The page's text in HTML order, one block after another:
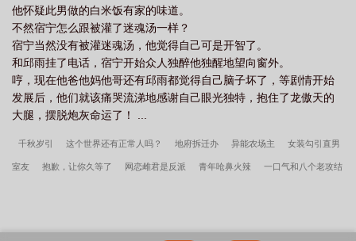
他怀疑此男做的白米饭有家的味道。
不然宿宁怎么跟被灌了迷魂汤一样？
宿宁当然没有被灌迷魂汤，他觉得自己可是开智了。
和邱雨挂了电话，宿宁开始众人独醉他独醒地望向窗外。
哼，现在他爸他妈他哥还有邱雨都觉得自己脑子坏了，等剧情开始
发展后，他们就该痛哭流涕地感谢自己眼光独特，抱住了龙傲天的
大腿，摆脱炮灰命运了！ ...
千秋岁引 这个世界还有正常人吗？ 地府拆迁办 异能农场主 女装勾引直男
室友 抱歉，让你久等了 网恋雌君是反派 青年呛鼻火辣 一口气和八个老攻结